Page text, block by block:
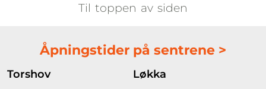
Til toppen av siden
Åpningstider på sentrene >
Torshov Løkka